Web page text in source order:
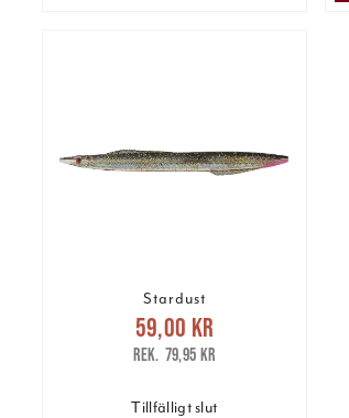
Stardust
Nuvarande pris
59,00 krTidigare pris
79,95 kr
59,00 kr
79,95 kr
Tillfälligt slut